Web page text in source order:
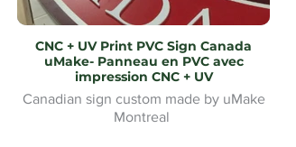
CNC + UV Print PVC Sign Canada
uMake- Panneau en PVC avec
impression CNC + UV
Canadian sign custom made by uMake
Montreal